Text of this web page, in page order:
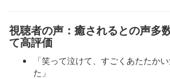
視聴者の声：癒されるとの声多
て高評価
「笑って泣けて、すごくあたたか
た」